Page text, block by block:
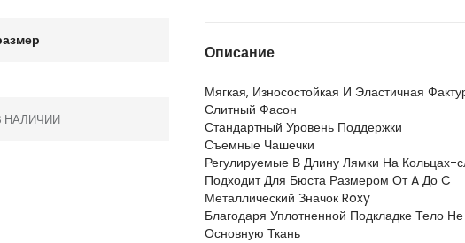
НАЛИЧИИ
Описание
Мягкая, Износостойкая И Эластичная
Слитный Фасон
Стандартный Уровень Поддержки
Съемные Чашечки
Регулируемые В Длину Лямки На Кольцах-
Подходит Для Бюста Размером От A До C
Металлический Значок Roxy
Благодаря Уплотненной Подкладке Тело
Основную Ткань